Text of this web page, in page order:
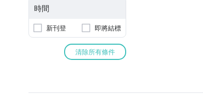
時間
新刊登 即將結標
清除所有條件